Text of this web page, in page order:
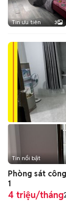
Tin ưu tiên 3
Tin nổi bật
Phòng sát
1
4 triệu/tháng